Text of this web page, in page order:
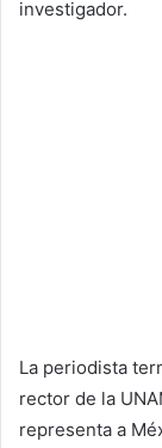
investigador.
La periodista
rector de la
representa a